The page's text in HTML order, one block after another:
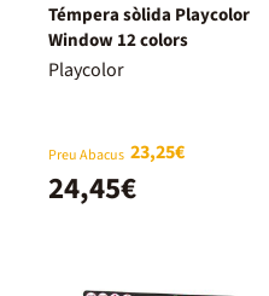
Témpera sòlida Playcolor
Window 12 colors
Playcolor
Preu Abacus 23,25€
24,45€